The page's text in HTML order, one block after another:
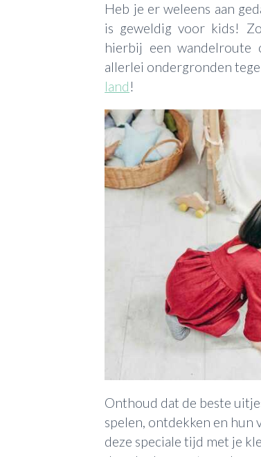
Heb je er weleens aan
is geweldig voor kids!
hierbij een
allerlei ondergronden
land!
Onthoud dat de beste
spelen, ontdekken en hun
deze speciale tijd met je